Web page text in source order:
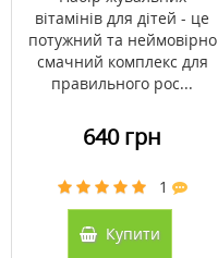
вітамінів для дітей - це
потужний та неймовірно
смачний комплекс для
правильного рос...
640 грн
1
Купити